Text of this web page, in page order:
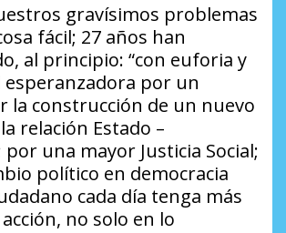
gravísimos problemas
fácil; 27 años han
al principio: “con euforia y
por un
la construcción de un nuevo
relación Estado –
por una mayor Justicia Social;
político en democracia
cada día tenga más
no solo en lo